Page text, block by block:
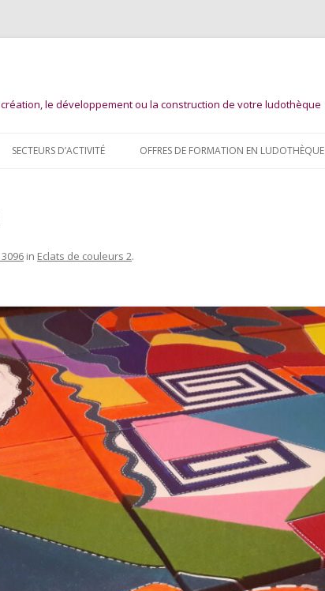
le développement ou la construction de votre ludothèque
au
SECTEURS D’ACTIVITÉ OFFRES DE FORMATION EN LUDOTHÈQUE
in Eclats de couleurs 2.